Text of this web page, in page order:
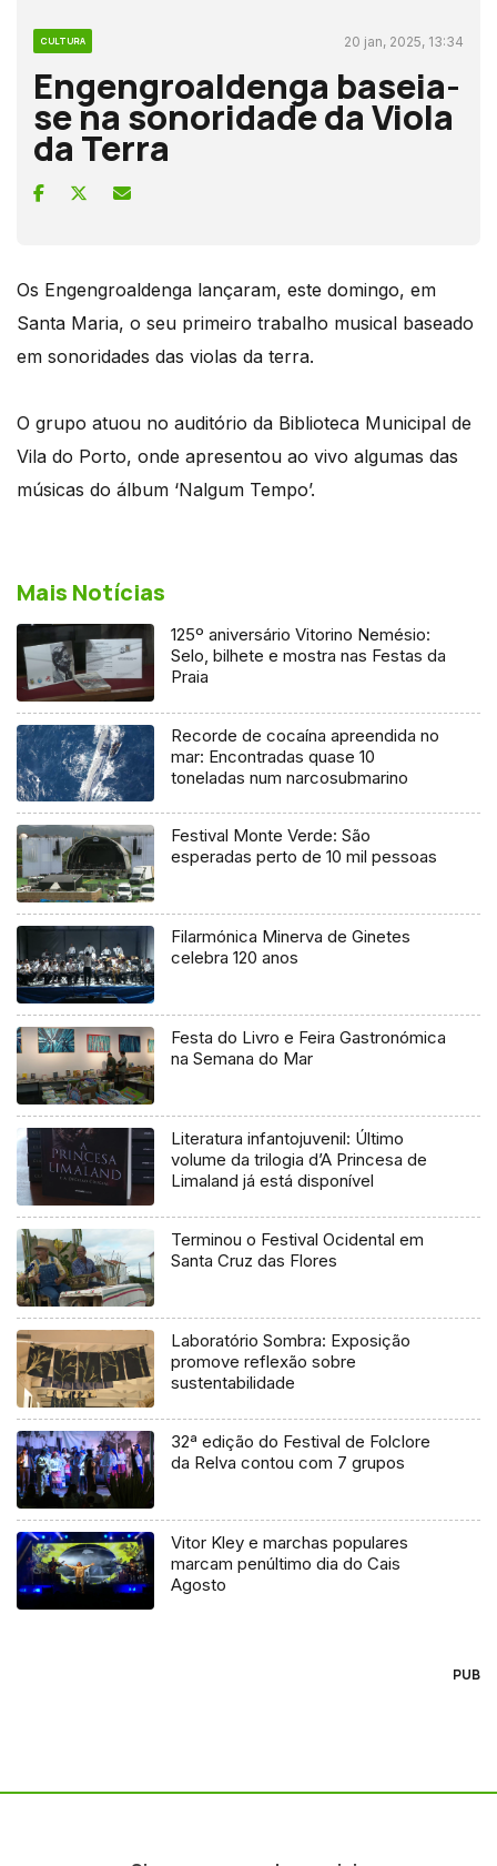
CULTURA 20 jan, 2025, 13:34
Engengroaldenga baseia-
se na sonoridade da Viola
da Terra
Os Engengroaldenga lançaram, este domingo, em
Santa Maria, o seu primeiro trabalho musical baseado
em sonoridades das violas da terra.
O grupo atuou no auditório da Biblioteca Municipal de
Vila do Porto, onde apresentou ao vivo algumas das
músicas do álbum ‘Nalgum Tempo’.
Mais Notícias
125º aniversário Vitorino Nemésio:
Selo, bilhete e mostra nas Festas da
Praia
Recorde de cocaína apreendida no
mar: Encontradas quase 10
toneladas num narcosubmarino
Festival Monte Verde: São
esperadas perto de 10 mil pessoas
Filarmónica Minerva de Ginetes
celebra 120 anos
Festa do Livro e Feira Gastronómica
na Semana do Mar
Literatura infantojuvenil: Último
volume da trilogia d’A Princesa de
Limaland já está disponível
Terminou o Festival Ocidental em
Santa Cruz das Flores
Laboratório Sombra: Exposição
promove reflexão sobre
sustentabilidade
32ª edição do Festival de Folclore
da Relva contou com 7 grupos
Vitor Kley e marchas populares
marcam penúltimo dia do Cais
Agosto
PUB